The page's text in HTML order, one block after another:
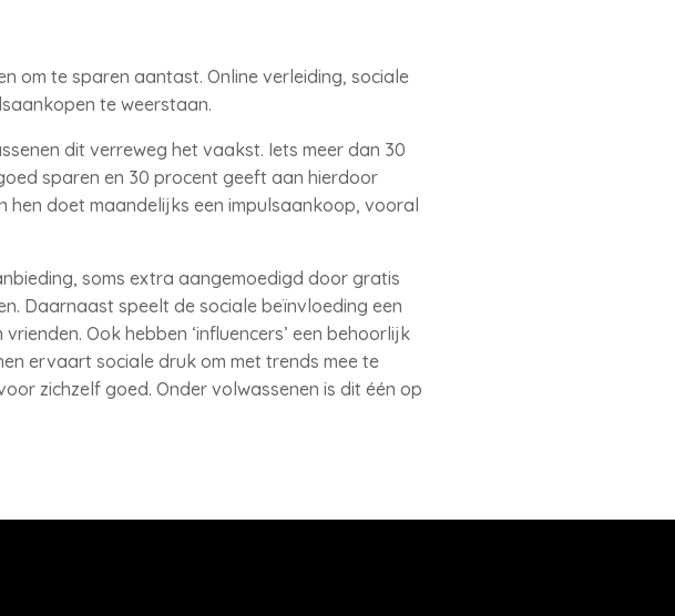
om te sparen aantast. Online verleiding, sociale
te weerstaan.
dit verreweg het vaakst. Iets meer dan 30
sparen en 30 procent geeft aan hierdoor
hen doet maandelijks een impulsaankoop, vooral
soms extra aangemoedigd door gratis
Daarnaast speelt de sociale beïnvloeding een
Ook hebben ‘influencers’ een behoorlijk
ervaart sociale druk om met trends mee te
zichzelf goed. Onder volwassenen is dit één op